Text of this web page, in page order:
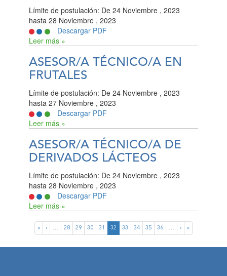
Límite de postulación: De 24 Noviembre , 2023
hasta 28 Noviembre , 2023
Descargar PDF
Leer más »
ASESOR/A TÉCNICO/A EN
FRUTALES
Límite de postulación: De 24 Noviembre , 2023
hasta 27 Noviembre , 2023
Descargar PDF
Leer más »
ASESOR/A TÉCNICO/A DE
DERIVADOS LÁCTEOS
Límite de postulación: De 24 Noviembre , 2023
hasta 28 Noviembre , 2023
Descargar PDF
Leer más »
« ‹ … 28 29 30 31 32 33 34 35 36 … › »